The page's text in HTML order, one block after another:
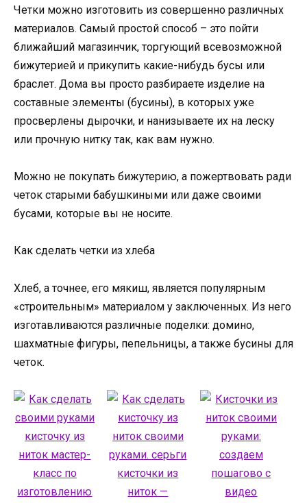
Четки можно изготовить из совершенно различных
материалов. Самый простой способ – это пойти
ближайший магазинчик, торгующий всевозможной
бижутерией и прикупить какие-нибудь бусы или
браслет. Дома вы просто разбираете изделие на
составные элементы (бусины), в которых уже
просверлены дырочки, и нанизываете их на леску
или прочную нитку так, как вам нужно.
Можно не покупать бижутерию, а пожертвовать ради
четок старыми бабушкиными или даже своими
бусами, которые вы не носите.
Как сделать четки из хлеба
Хлеб, а точнее, его мякиш, является популярным
«строительным» материалом у заключенных. Из него
изготавливаются различные поделки: домино,
шахматные фигуры, пепельницы, а также бусины для
четок.